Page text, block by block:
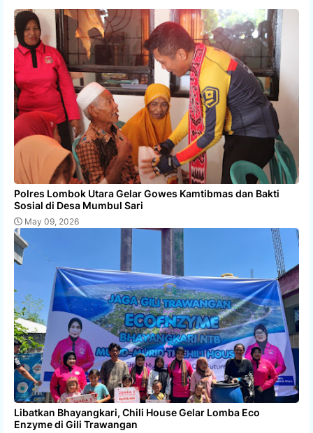
Polres Lombok Utara Gelar Gowes Kamtibmas dan Bakti
Sosial di Desa Mumbul Sari
May 09, 2026
Libatkan Bhayangkari, Chili House Gelar Lomba Eco
Enzyme di Gili Trawangan